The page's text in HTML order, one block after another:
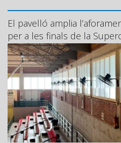
El pavelló amplia
per a les finals de la